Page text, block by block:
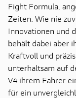
Fight Formula,
Zeiten. Wie nie
Innovationen und
behält dabei aber
Kraftvoll und
unterhaltsam auf
V4 ihrem Fahrer
für ein